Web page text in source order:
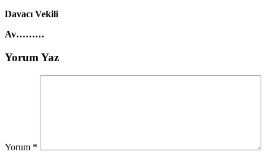
Davacı Vekili
Av………
Yorum Yaz
Yorum *